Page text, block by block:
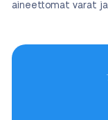
aineettomat varat